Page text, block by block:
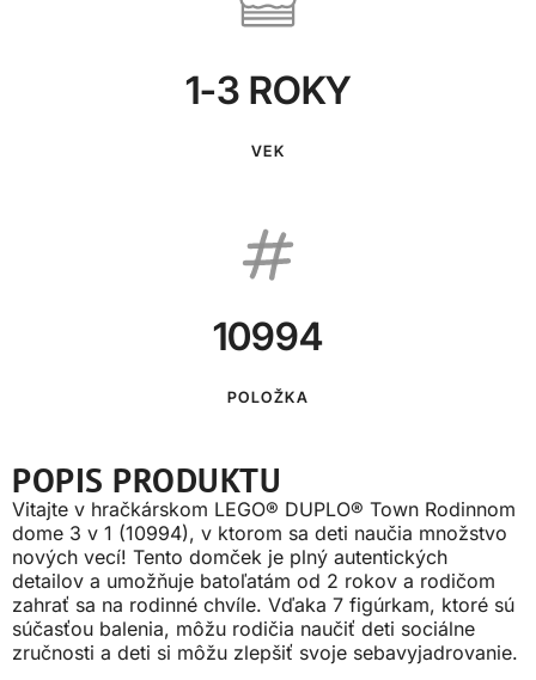
1-3 ROKY
VEK
10994
POLOŽKA
POPIS PRODUKTU
Vitajte v hračkárskom LEGO® DUPLO® Town Rodinnom
dome 3 v 1 (10994), v ktorom sa deti naučia množstvo
nových vecí! Tento domček je plný autentických
detailov a umožňuje batoľatám od 2 rokov a rodičom
zahrať sa na rodinné chvíle. Vďaka 7 figúrkam, ktoré sú
súčasťou balenia, môžu rodičia naučiť deti sociálne
zručnosti a deti si môžu zlepšiť svoje sebavyjadrovanie.